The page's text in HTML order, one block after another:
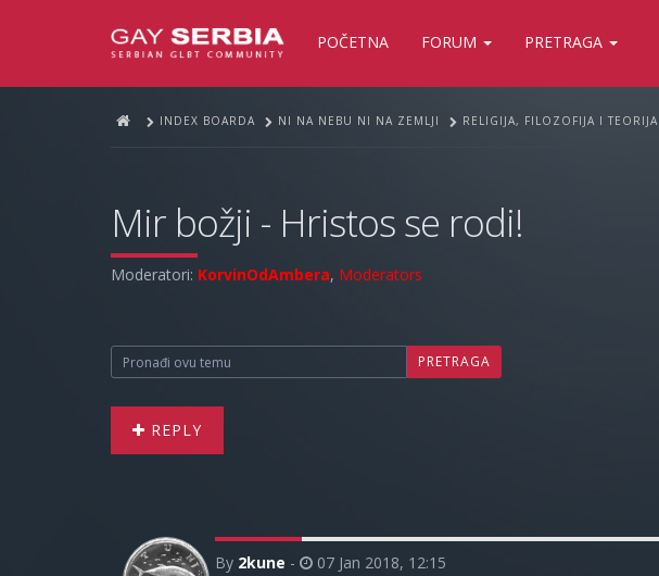
POČETNA FORUM PRETRAGA
INDEX BOARDA NI NA NEBU NI NA ZEMLJI RELIGIJA, FILOZOFIJA I TEORIJA
Mir božji - Hristos se rodi!
Moderatori: KorvinOdAmbera, Moderators
PRETRAGA
REPLY
By 2kune - 07 Jan 2018, 12:15